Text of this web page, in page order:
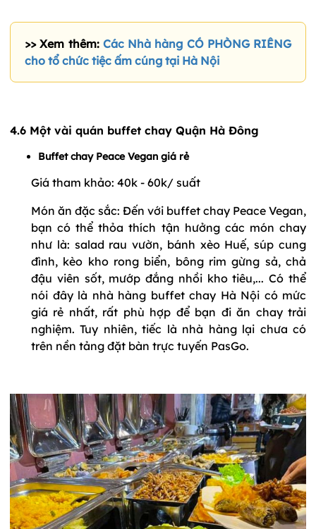
>> Xem thêm: Các Nhà hàng CÓ PHÒNG RIÊNG
cho tổ chức tiệc ấm cúng tại Hà Nội
4.6 Một vài quán buffet chay Quận Hà Đông
Buffet chay Peace Vegan giá rẻ
Giá tham khảo: 40k - 60k/ suất
Món ăn đặc sắc: Đến với buffet chay Peace Vegan,
bạn có thể thỏa thích tận hưởng các món chay
như là: salad rau vườn, bánh xèo Huế, súp cung
đình, kèo kho rong biển, bông rim gừng sả, chả
đậu viên sốt, mướp đắng nhồi kho tiêu,... Có thể
nói đây là nhà hàng buffet chay Hà Nội có mức
giá rẻ nhất, rất phù hợp để bạn đi ăn chay trải
nghiệm. Tuy nhiên, tiếc là nhà hàng lại chưa có
trên nền tảng đặt bàn trực tuyến PasGo.